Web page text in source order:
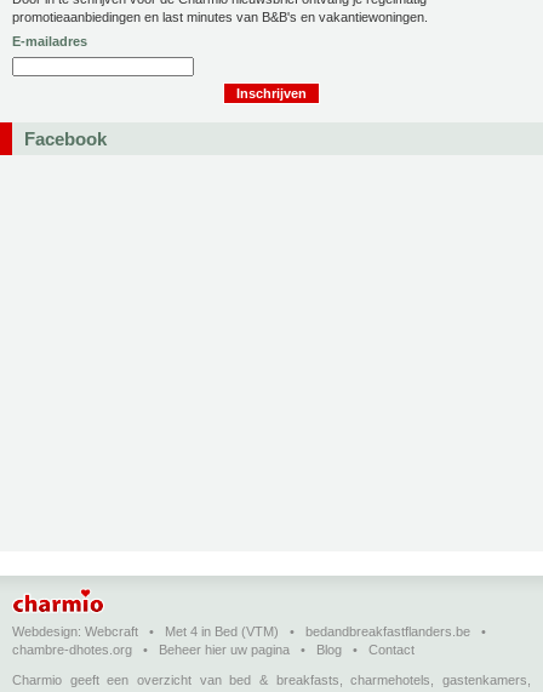
promotieaanbiedingen en last minutes van B&B's en vakantiewoningen.
E-mailadres
Facebook
Webdesign: Webcraft • Met 4 in Bed (VTM) • bedandbreakfastflanders.be •
chambre-dhotes.org • Beheer hier uw pagina • Blog • Contact
Charmio geeft een overzicht van bed & breakfasts, charmehotels, gastenkamers,